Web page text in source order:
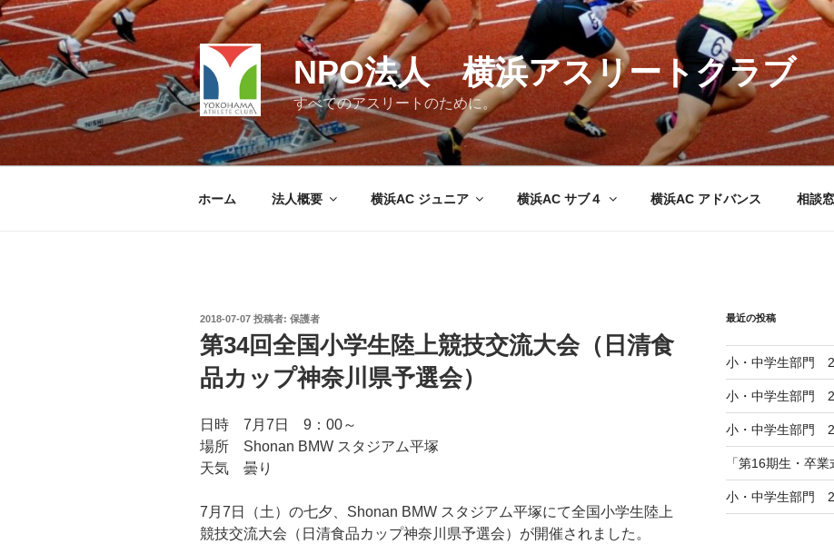
コ
ン
テ
ン
ツ
へ
ス
キ
NPO法人 横浜アスリートクラブ
すべてのアスリートのために。
ホーム 法人概要 横浜AC ジュニア 横浜AC サブ４ 横浜AC アドバンス 相談
投
稿
日:
2018-07-07 投稿者: 保護者
第34回全国小学生陸上競技交流大会（日清食
品カップ神奈川県予選会）
日時 7月7日 9：00～
場所 Shonan BMW スタジアム平塚
天気 曇り
7月7日（土）の七夕、Shonan BMW スタジアム平塚にて全国小学生陸上
競技交流大会（日清食品カップ神奈川県予選会）が開催されました。
最近の投稿
小・中学生部門
小・中学生部門
小・中学生部門
「第16期生・卒業
小・中学生部門